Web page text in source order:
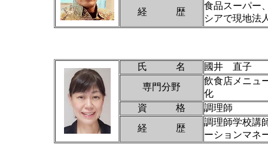
経 歴
食品スーパー
シアで現地法
氏 名
國井 直子
専門分野
飲食店メニュ
化
資 格
調理師
経 歴
調理師学校講
ーションマネ